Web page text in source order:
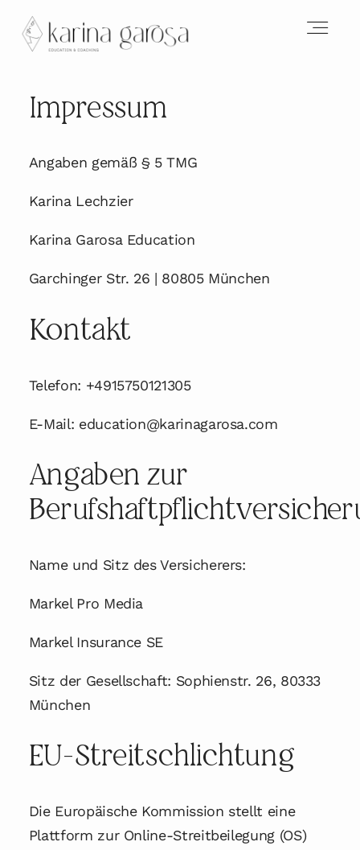
Impressum
Angaben gemäß § 5 TMG
Karina Lechzier
Karina Garosa Education
Garchinger Str. 26 | 80805 München
Kontakt
Telefon: +4915750121305
E-Mail: education@karinagarosa.com
Angaben zur
Name und Sitz des Versicherers:
Markel Pro Media
Markel Insurance SE
Sitz der Gesellschaft: Sophienstr. 26, 80333
München
EU-Streitschlichtung
Die Europäische Kommission stellt eine
Plattform zur Online-Streitbeilegung (OS)
HOME
ABOUT
EMERGE MASTERMIND